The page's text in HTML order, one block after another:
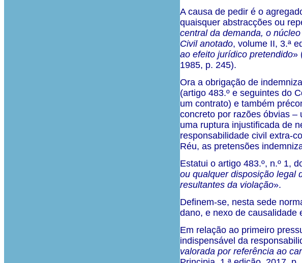
A causa de pedir é o
quaisquer abstracções ou
central da demanda, o
Civil anotado, volume II, 3.ª
ao efeito jurídico pretendido»
1985, p. 245).
Ora a obrigação de
(artigo 483.º e seguintes do
um contrato) e também
concreto por razões óbvias –
uma ruptura injustificada de
responsabilidade civil extra-
Réu, as pretensões
Estatui o artigo 483.º, n.º 1,
ou qualquer disposição legal
resultantes da violação».
Definem-se, nesta sede
dano, e nexo de causalidade
Em relação ao primeiro
indispensável da
valorada por referência ao